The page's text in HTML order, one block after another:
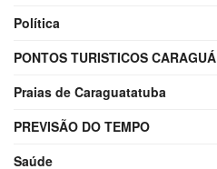
Política
PONTOS TURISTICOS CARAGUÁ
Praias de Caraguatatuba
PREVISÃO DO TEMPO
Saúde